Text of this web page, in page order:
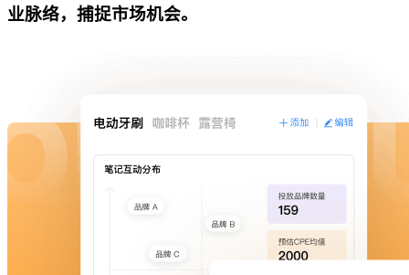
业脉络，捕捉市场机会。